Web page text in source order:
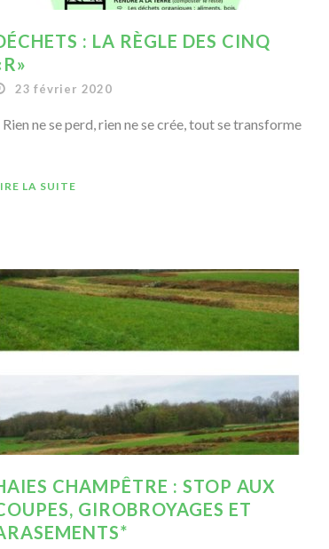
: LA RÈGLE DES CINQ
23 février 2020
Rien ne se perd, rien ne se crée, tout se transforme
LA SUITE
CHAMPÊTRE : STOP AUX
GIROBROYAGES ET